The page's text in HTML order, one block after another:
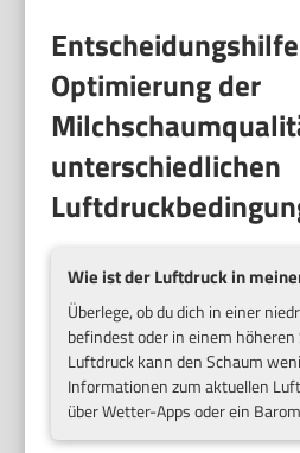
Optimierung der
unterschiedlichen
Wie ist der Luftdruck in
Überlege, ob du dich in einer
befindest oder in einem
Luftdruck kann den Schaum
Informationen zum aktuellen
über Wetter-Apps oder ein